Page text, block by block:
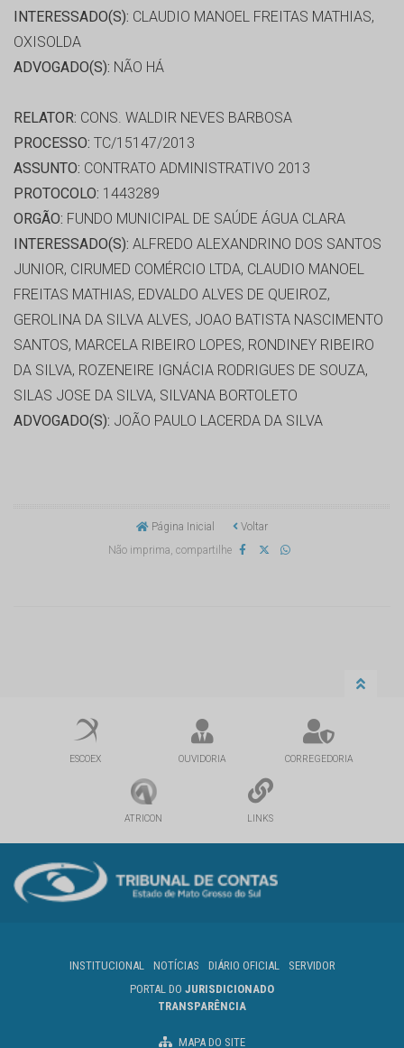
INTERESSADO(S): CLAUDIO MANOEL FREITAS MATHIAS,
OXISOLDA
ADVOGADO(S): NÃO HÁ
RELATOR: CONS. WALDIR NEVES BARBOSA
PROCESSO: TC/15147/2013
ASSUNTO: CONTRATO ADMINISTRATIVO 2013
PROTOCOLO: 1443289
ORGÃO: FUNDO MUNICIPAL DE SAÚDE ÁGUA CLARA
INTERESSADO(S): ALFREDO ALEXANDRINO DOS SANTOS
JUNIOR, CIRUMED COMÉRCIO LTDA, CLAUDIO MANOEL
FREITAS MATHIAS, EDVALDO ALVES DE QUEIROZ,
GEROLINA DA SILVA ALVES, JOAO BATISTA NASCIMENTO
SANTOS, MARCELA RIBEIRO LOPES, RONDINEY RIBEIRO
DA SILVA, ROZENEIRE IGNÁCIA RODRIGUES DE SOUZA,
SILAS JOSE DA SILVA, SILVANA BORTOLETO
ADVOGADO(S): JOÃO PAULO LACERDA DA SILVA
Página Inicial
Voltar
Não imprima, compartilhe
ESCOEX OUVIDORIA CORREGEDORIA
ATRICON LINKS
INSTITUCIONAL NOTÍCIAS DIÁRIO OFICIAL
SERVIDOR
PORTAL DO JURISDICIONADO
TRANSPARÊNCIA
MAPA DO SITE